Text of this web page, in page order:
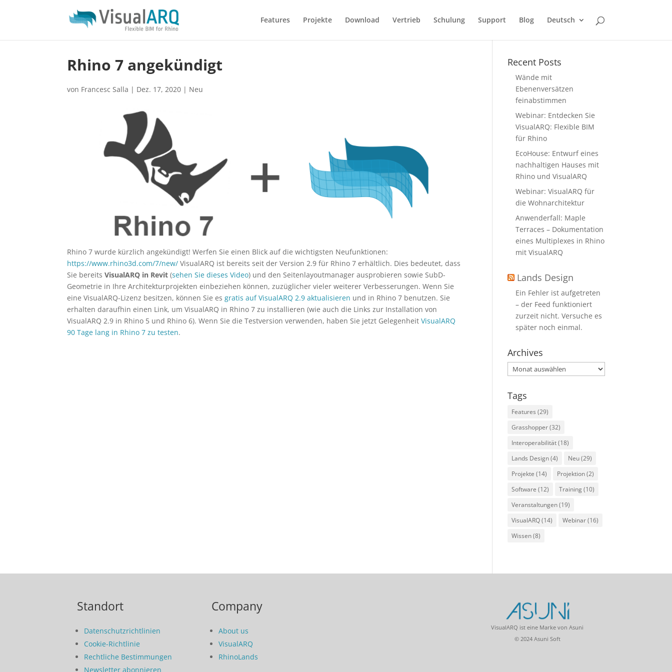
Features Projekte Download Vertrieb Schulung Support Blog Deutsch
Rhino 7 angekündigt
von Francesc Salla | Dez. 17, 2020 | Neu
Rhino 7 wurde kürzlich angekündigt! Werfen Sie einen Blick auf die wichtigsten Neufunktionen:
https://www.rhino3d.com/7/new/ VisualARQ ist bereits seit der Version 2.9 für Rhino 7 erhältlich. Dies bedeutet, dass
Sie bereitsVisualARQ in Revit (sehen Sie dieses Video) und den Seitenlayoutmanager ausprobieren sowie SubD-
Geometrie in Ihre Architekturprojekten einbeziehen können, zuzüglicher vieler weiterer Verbesserungen. Wenn Sie
eine VisualARQ-Lizenz besitzen, können Sie esgratis auf VisualARQ 2.9 aktualisieren und in Rhino 7 benutzen. Sie
erhalten daraufhin einen Link, um VisualARQ in Rhino 7 zu installieren (wie auch die Links zur Installation von
VisualARQ 2.9 in Rhino 5 und Rhino 6). Wenn Sie die Testversion verwenden, haben Sie jetzt GelegenheitVisualARQ
90 Tage lang in Rhino 7 zu testen.
Recent Posts
Wände mit
Ebenenversätzen
feinabstimmen
Webinar: Entdecken Sie
VisualARQ: Flexible BIM
für Rhino
EcoHouse: Entwurf eines
nachhaltigen Hauses mit
Rhino und VisualARQ
Webinar: VisualARQ für
die Wohnarchitektur
Anwenderfall: Maple
Terraces – Dokumentation
eines Multiplexes in Rhino
mit VisualARQ
Lands Design
Ein Fehler ist aufgetreten
– der Feed funktioniert
zurzeit nicht. Versuche es
später noch einmal.
Archives
Archives
Tags
Features (29)
Grasshopper(32)
Interoperabilität(18)
Lands Design(4) Neu(29)
Projekte (14) Projektion(2)
Software (12) Training(10)
Veranstaltungen(19)
VisualARQ(14) Webinar(16)
Wissen(8)
Standort
Datenschutzrichtlinien
Cookie-Richtlinie
Rechtliche Bestimmungen
Newsletter abonnieren
Company
About us
VisualARQ
RhinoLands
VisualARQ ist eine Marke von Asuni
© 2024 Asuni Soft